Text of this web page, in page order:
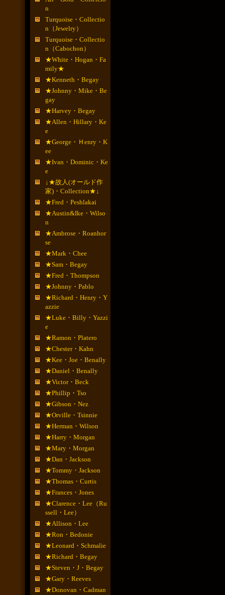
n
Turquoise・Collectio
n（Jewelry）
Turquoise・Collectio
n（Cabochon）
★White・Hogan・Fa
mily★
★Kenneth・Begay
★Johnny・Mike・Be
gay
★Harvey・Begay
★Allen・Hillary・Ke
e
★George・Ｈenry・K
ee
★Ivan・Dominic・Ke
e
↓★故人(オールド作
家)・Collection★↓
★Fred・Peshlakai
★Austin&Ike・Wilso
n
★Ambrose・Roanhor
se
★Mark・Chee
★Sam・Begay
★Fred・Thompson
★Johnny・Pablo
★Richard・Henry・Y
azzie
★Luke・Billy・Yazzi
e
★Ramon・Platero
★Chester・Kahn
★Kee・Joe・Benally
★Daniel・Benally
★Victor・Beck
★Phillip・Tso
★Gibson・Nez
★Orville・Tsinnie
★Herman・Wilson
★Harry・Morgan
★Mary・Morgan
★Dan・Jackson
★Tommy・Jackson
★Thomas・Curtis
★Frances・Jones
★Clarence・Lee（Ru
ssell・Lee）
★Allison・Lee
★Ron・Bedonie
★Leonard・Schmalie
★Richard・Begay
★Steven・J・Begay
★Gary・Reeves
★Donovan・Cadman